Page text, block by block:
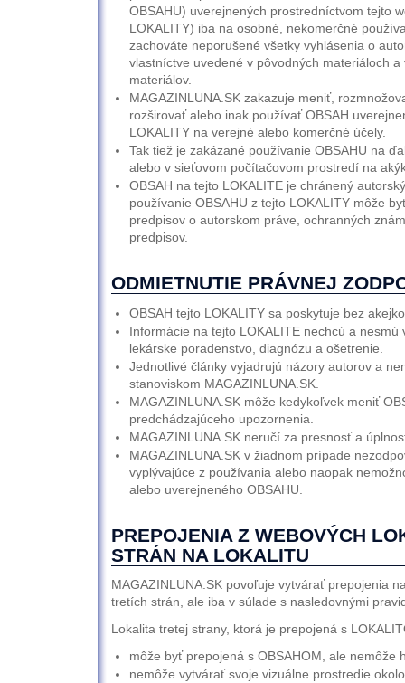
OBSAHU) uverejnených prostredníctvom tejto
LOKALITY) iba na osobné, nekomerčné
zachováte neporušené všetky vyhlásenia o
vlastníctve uvedené v pôvodných materiáloch a
materiálov.
MAGAZINLUNA.SK zakazuje meniť,
rozširovať alebo inak používať OBSAH
LOKALITY na verejné alebo komerčné účely.
Tak tiež je zakázané používanie OBSAHU na
alebo v sieťovom počítačovom prostredí na
OBSAH na tejto LOKALITE je chránený
používanie OBSAHU z tejto LOKALITY môže
predpisov o autorskom práve, ochranných
predpisov.
ODMIETNUTIE PRÁVNEJ
OBSAH tejto LOKALITY sa poskytuje bez
Informácie na tejto LOKALITE nechcú a
lekárske poradenstvo, diagnózu a ošetrenie.
Jednotlivé články vyjadrujú názory autorov a
stanoviskom MAGAZINLUNA.SK.
MAGAZINLUNA.SK môže kedykoľvek meniť
predchádzajúceho upozornenia.
MAGAZINLUNA.SK neručí za presnosť a
MAGAZINLUNA.SK v žiadnom prípade
vyplývajúce z používania alebo naopak
alebo uverejneného OBSAHU.
PREPOJENIA Z WEBOVÝCH
STRÁN NA LOKALITU
MAGAZINLUNA.SK povoľuje vytvárať prepojenia
tretích strán, ale iba v súlade s nasledovnými
Lokalita tretej strany, ktorá je prepojená s
môže byť prepojená s OBSAHOM, ale nemôže
nemôže vytvárať svoje vizuálne prostredie